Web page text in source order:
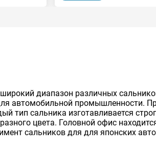
диапазон различных
автомобильной промышленности.
тип сальника изготавливается
цвета. Головной офис
сальников для для японских